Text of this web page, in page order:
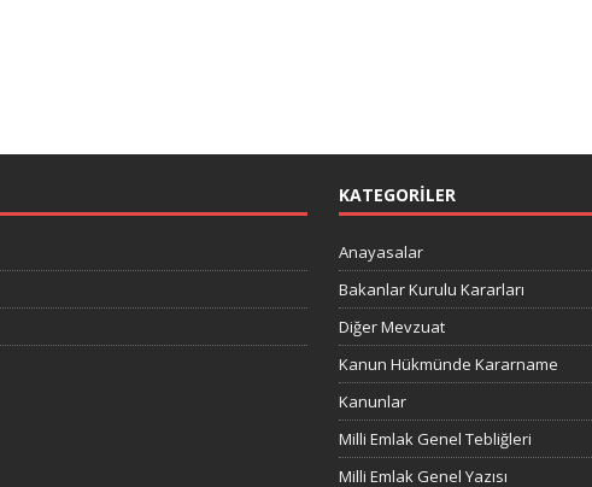
KATEGORILER
Anayasalar
Bakanlar Kurulu Kararları
Diğer Mevzuat
Kanun Hükmünde Kararname
Kanunlar
Milli Emlak Genel Tebliğleri
Milli Emlak Genel Yazısı